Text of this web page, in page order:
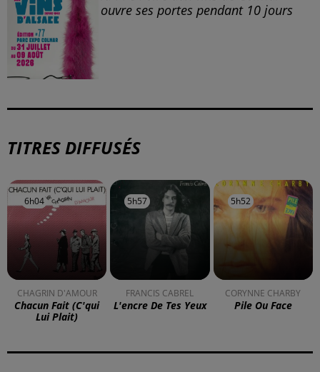
À LA UNE
DKL en direct du Casino Barrière
Blotzheim !